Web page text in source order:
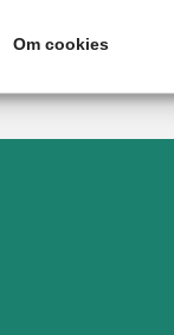
Om cookies